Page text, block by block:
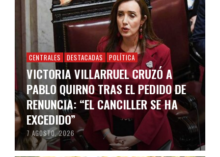
CENTRALES DESTACADAS POLÍTICA
VICTORIA VILLARRUEL CRUZÓ A
PABLO QUIRNO TRAS EL PEDIDO DE
RENUNCIA: “EL CANCILLER SE HA
EXCEDIDO”
7 AGOSTO, 2026